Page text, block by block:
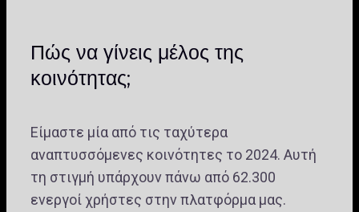
Πώς να γίνεις μέλος της
κοινότητας;
Είμαστε μία από τις ταχύτερα
αναπτυσσόμενες κοινότητες το 2024. Αυτή
τη στιγμή υπάρχουν πάνω από 62.300
ενεργοί χρήστες στην πλατφόρμα μας.